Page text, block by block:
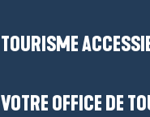
TOURISME
VOTRE OFFICE DE